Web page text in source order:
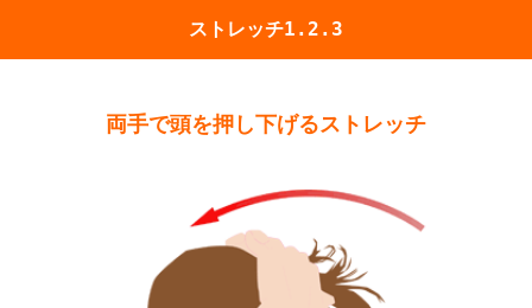
ストレッチ1.2.3
両手で頭を押し下げるストレッチ